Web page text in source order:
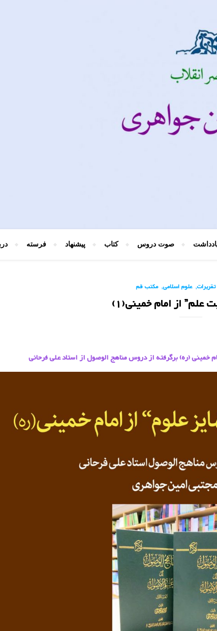
صوت دروس کتاب پیشنهاد فرسته
تقریرات,علوم اسلامی,مکتب قم
علم” از امام خمینی(1)
(ره) برگرفته از دروس مناهج الوصول از استاد علی فرحانی